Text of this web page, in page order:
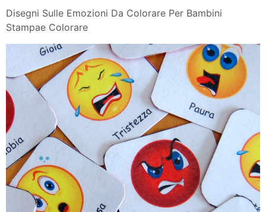
Disegni Sulle Emozioni Da Colorare Per Bambini
Stampae Colorare
Grazie per aver letto il post che contiene Disegni
Emozioni Per Bambini, Dal blogIl Giulebbe
You Might Also Like:
Next Post Previous Post
Politica dei commenti:
Si prega di scrivere i vostri
commenti che corrispondono all'argomento di questo post
di pagina.